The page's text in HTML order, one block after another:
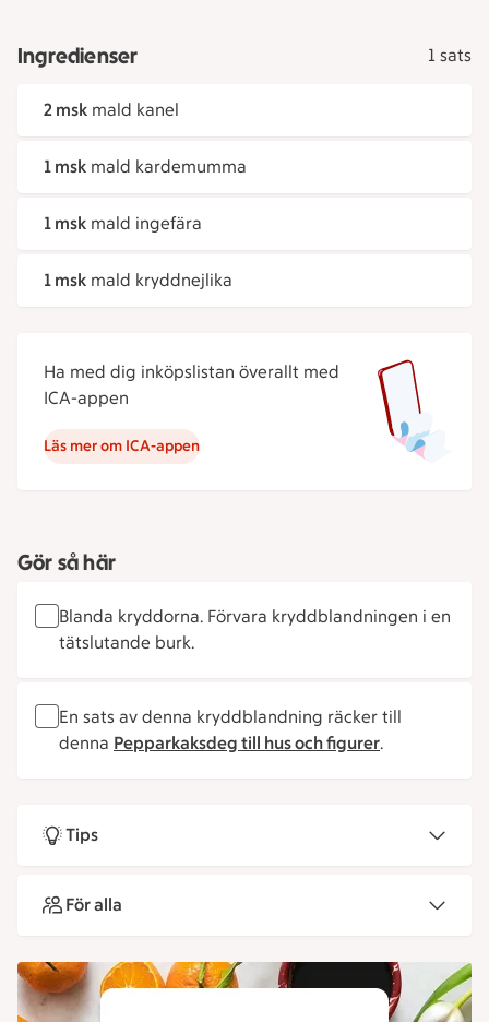
Ingredienser 1 sats
2 msk mald kanel
1 msk mald kardemumma
1 msk mald ingefära
1 msk mald kryddnejlika
Ha med dig inköpslistan överallt med
ICA-appen
Läs mer om ICA-appen
Gör så här
Blanda kryddorna. Förvara kryddblandningen i en
tätslutande burk.
En sats av denna kryddblandning räcker till
denna Pepparkaksdeg till hus och figurer.
Tips
För alla